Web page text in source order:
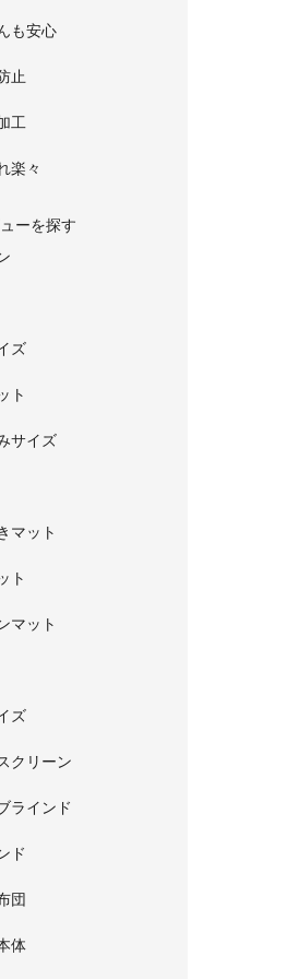
も安心
止
工
楽々
ーを探す
ズ
ト
サイズ
マット
ト
マット
ズ
クリーン
ラインド
ド
団
体